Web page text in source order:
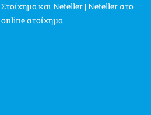
Στοίχημα και Neteller | Neteller στο
online στοίχημα